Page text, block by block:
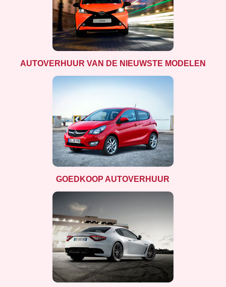
AUTOVERHUUR VAN DE NIEUWSTE MODELEN
GOEDKOOP AUTOVERHUUR